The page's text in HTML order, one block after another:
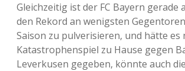
Gleichzeitig ist der FC Bayern gerade
den Rekord an wenigsten
Saison zu pulverisieren, und hätte es
Katastrophenspiel zu Hause gegen
Leverkusen gegeben, könnte auch